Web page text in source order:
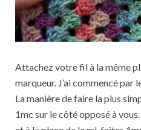
Attachez votre fil à la même
marqueur. J’ai commencé par
La manière de faire la plus
1mc sur le côté opposé à